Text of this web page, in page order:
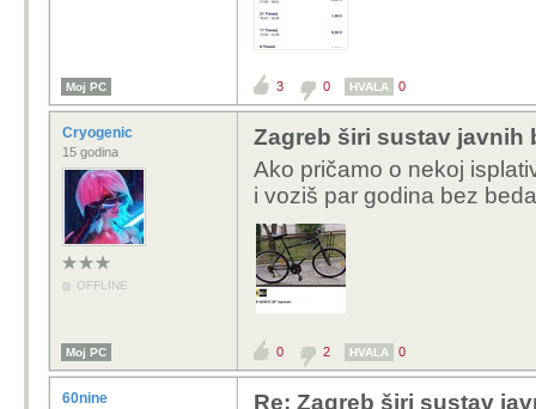
Moj PC 3 0 HVALA 0
Cryogenic
15 godina
OFFLINE
Zagreb širi sustav javnih
Ako pričamo o nekoj
i voziš par godina bez
Moj PC 0 2 HVALA 0
60nine Re: Zagreb širi sustav